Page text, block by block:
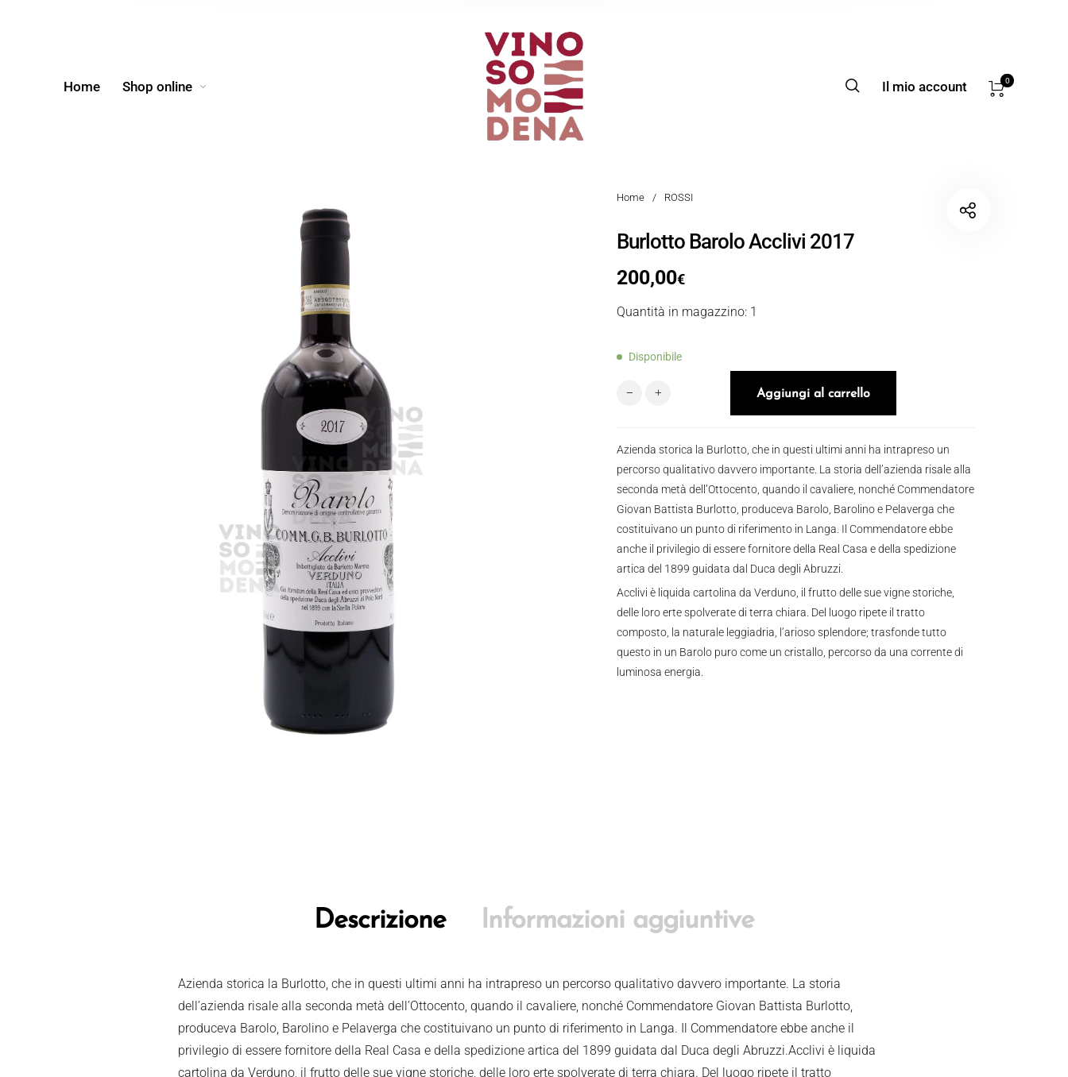
Home Shop online Il mio account 0
Home / ROSSI
Burlotto Barolo Acclivi 2017
200,00€
Quantità in magazzino: 1
Disponibile
Burlotto Barolo Acclivi 2017 quantità
Aggiungi al carrello
Azienda storica la Burlotto, che in questi ultimi anni ha intrapreso un
percorso qualitativo davvero importante. La storia dell’azienda risale alla
seconda metà dell’Ottocento, quando il cavaliere, nonché Commendatore
Giovan Battista Burlotto, produceva Barolo, Barolino e Pelaverga che
costituivano un punto di riferimento in Langa. Il Commendatore ebbe
anche il privilegio di essere fornitore della Real Casa e della spedizione
artica del 1899 guidata dal Duca degli Abruzzi.
Acclivi è liquida cartolina da Verduno, il frutto delle sue vigne storiche,
delle loro erte spolverate di terra chiara. Del luogo ripete il tratto
composto, la naturale leggiadria, l’arioso splendore; trasfonde tutto
questo in un Barolo puro come un cristallo, percorso da una corrente di
luminosa energia.
Descrizione Informazioni aggiuntive
Azienda storica la Burlotto, che in questi ultimi anni ha intrapreso un percorso qualitativo davvero importante. La storia
dell’azienda risale alla seconda metà dell’Ottocento, quando il cavaliere, nonché Commendatore Giovan Battista Burlotto,
produceva Barolo, Barolino e Pelaverga che costituivano un punto di riferimento in Langa. Il Commendatore ebbe anche il
privilegio di essere fornitore della Real Casa e della spedizione artica del 1899 guidata dal Duca degli Abruzzi.Acclivi è liquida
cartolina da Verduno, il frutto delle sue vigne storiche, delle loro erte spolverate di terra chiara. Del luogo ripete il tratto